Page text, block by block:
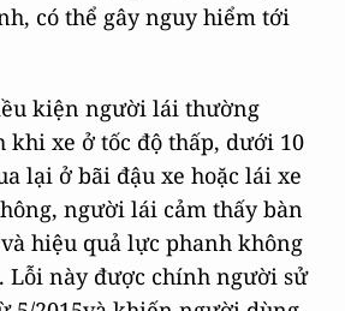
có thể gây nguy hiểm tới
kiện người lái thường
khi xe ở tốc độ thấp, dưới 10
lại ở bãi đậu xe hoặc lái xe
người lái cảm thấy bàn
hiệu quả lực phanh không
Lỗi này được chính người sử